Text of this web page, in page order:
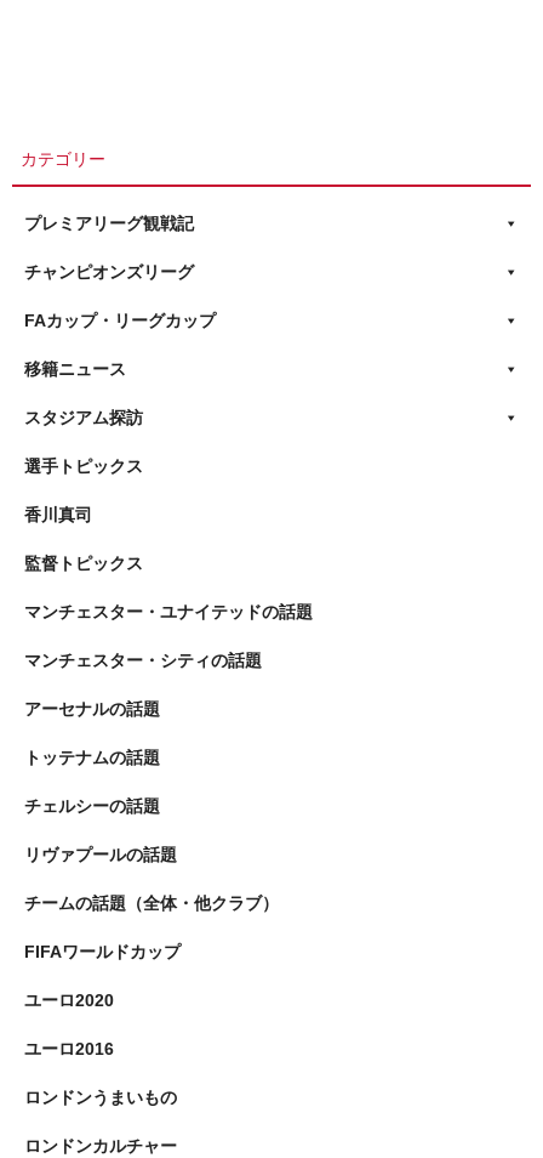
カテゴリー
プレミアリーグ観戦記
チャンピオンズリーグ
FAカップ・リーグカップ
移籍ニュース
スタジアム探訪
選手トピックス
香川真司
監督トピックス
マンチェスター・ユナイテッドの話題
マンチェスター・シティの話題
アーセナルの話題
トッテナムの話題
チェルシーの話題
リヴァプールの話題
チームの話題（全体・他クラブ）
FIFAワールドカップ
ユーロ2020
ユーロ2016
ロンドンうまいもの
ロンドンカルチャー